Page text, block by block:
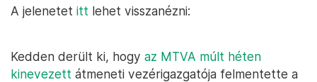
A jelenetet itt lehet visszanézni:
Kedden derült ki, hogy az MTVA múlt héten
kinevezett átmeneti vezérigazgatója felmentette a